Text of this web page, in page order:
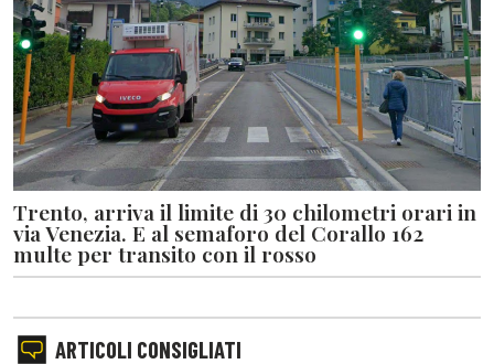
Trento, arriva il limite di 30 chilometri orari in
via Venezia. E al semaforo del Corallo 162
multe per transito con il rosso
ARTICOLI CONSIGLIATI